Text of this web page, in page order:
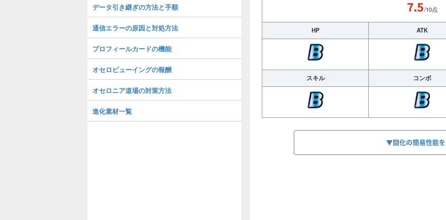
/10点
HP ATK
スキル コンボ
▼闘化の簡易性能
データ引き継ぎの方法と手順
通信エラーの原因と対処方法
プロフィールカードの機能
オセロビューイングの報酬
オセロニア道場の対策方法
進化素材一覧